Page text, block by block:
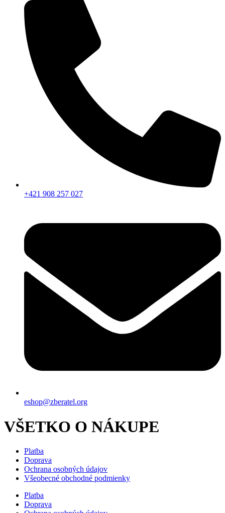
+421 908 257 027
eshop@zberatel.org
VŠETKO O NÁKUPE
Platba
Doprava
Ochrana osobných údajov
Všeobecné obchodné podmienky
Platba
Doprava